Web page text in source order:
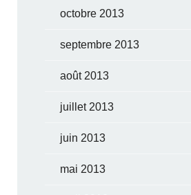
octobre 2013
septembre 2013
août 2013
juillet 2013
juin 2013
mai 2013